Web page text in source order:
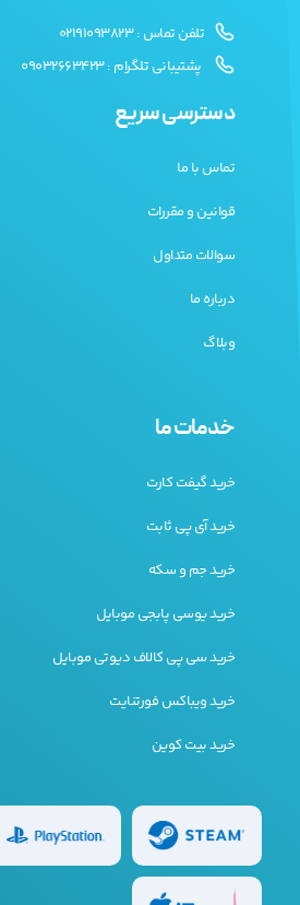
تلفن تماس : 02191093823
پشتیبانی تلگرام : 09032663423
دسترسی سریع
تماس با ما
قوانین و مقررات
سوالات متداول
درباره ما
وبلاگ
خدمات ما
خرید گیفت کارت
خرید آی پی ثابت
خرید جم و سکه
خرید یوسی پابجی موبایل
خرید سی پی کالاف دیوتی موبایل
خرید ویباکس فورتنایت
خرید بیت کوین